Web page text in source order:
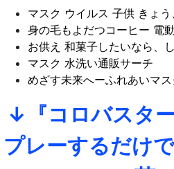
マスク ウイルス 子供 きょう
身の毛もよだつコーヒー 電
お供え 和菓子したいなら、
マスク 水洗い通販サーチ
めざす未来へーふれあいマ
↓『コロバスタ
プレーするだけ